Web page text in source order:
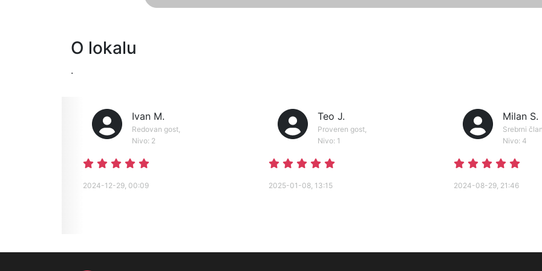
O lokalu
.
Ivan M.
Redovan gost,
Nivo: 2
2024-12-29, 00:09
Teo J.
Proveren gost,
Nivo: 1
2025-01-08, 13:15
Milan S.
Srebrni član,
Nivo: 4
2024-08-29, 21:46